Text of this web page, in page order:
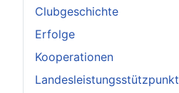
Clubgeschichte
Erfolge
Kooperationen
Landesleistungsstützpunkt